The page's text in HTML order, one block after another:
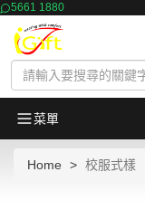
5661 1880
菜單
Home 校服式樣